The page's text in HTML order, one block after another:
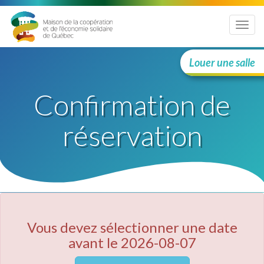
Menu
Louer une salle
Confirmation de
réservation
Vous devez sélectionner une date
avant le 2026-08-07